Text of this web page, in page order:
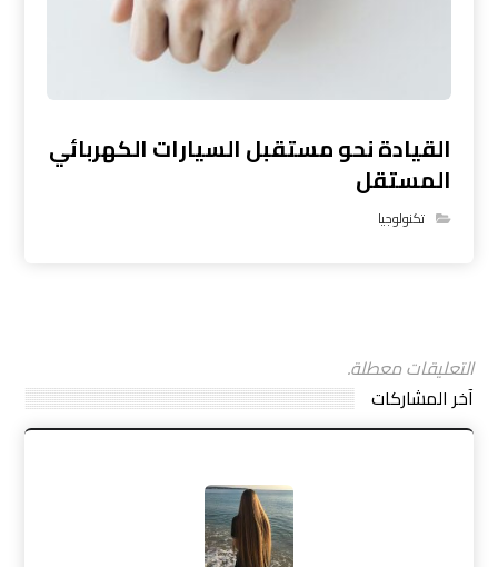
القيادة نحو مستقبل السيارات الكهربائي
المستقل
تكنولوجيا
التعليقات معطلة.
آخر المشاركات